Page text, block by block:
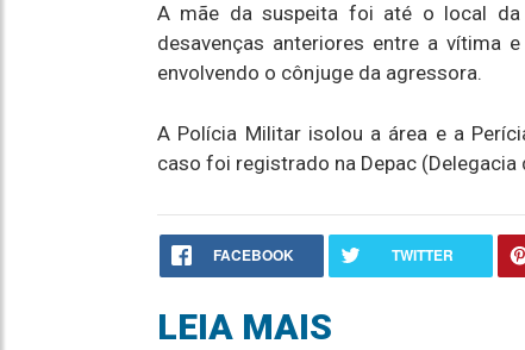
A mãe da suspeita foi até o local da
desavenças anteriores entre a vítima
envolvendo o cônjuge da agressora.
A Polícia Militar isolou a área e a
caso foi registrado na Depac
FACEBOOK TWITTER
LEIA MAIS